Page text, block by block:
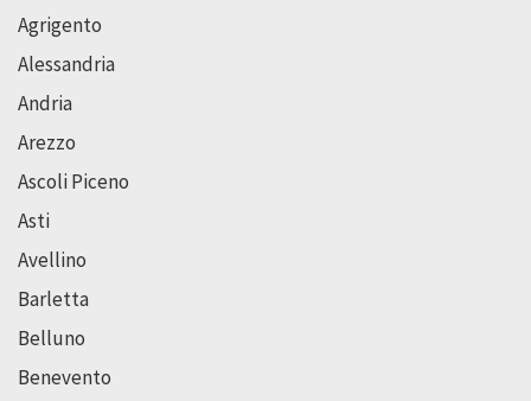
Agrigento
Alessandria
Andria
Arezzo
Ascoli Piceno
Asti
Avellino
Barletta
Belluno
Benevento